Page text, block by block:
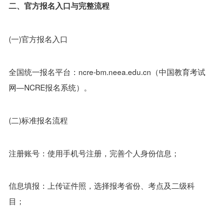
二、官方报名入口与完整流程
(一)官方报名入口
全国统一报名平台：ncre-bm.neea.edu.cn（中国教育考试
网—NCRE报名系统）。
(二)标准报名流程
注册账号：使用手机号注册，完善个人身份信息；
信息填报：上传证件照，选择报考省份、考点及二级科
目；